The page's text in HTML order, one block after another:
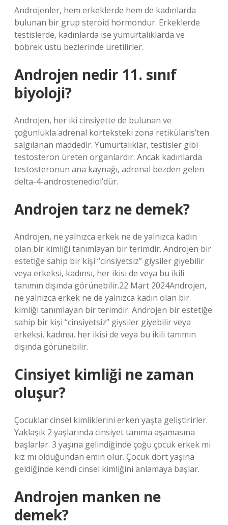
Androjenler, hem erkeklerde hem de kadınlarda
bulunan bir grup steroid hormondur. Erkeklerde
testislerde, kadınlarda ise yumurtalıklarda ve
böbrek üstü bezlerinde üretilirler.
Androjen nedir 11. sınıf
biyoloji?
Androjen, her iki cinsiyette de bulunan ve
çoğunlukla adrenal korteksteki zona retikülaris’ten
salgılanan maddedir. Yumurtalıklar, testisler gibi
testosteron üreten organlardır. Ancak kadınlarda
testosteronun ana kaynağı, adrenal bezden gelen
delta-4-androstenediol’dür.
Androjen tarz ne demek?
Androjen, ne yalnızca erkek ne de yalnızca kadın
olan bir kimliği tanımlayan bir terimdir. Androjen bir
estetiğe sahip bir kişi “cinsiyetsiz” giysiler giyebilir
veya erkeksi, kadınsı, her ikisi de veya bu ikili
tanımın dışında görünebilir.22 Mart 2024Androjen,
ne yalnızca erkek ne de yalnızca kadın olan bir
kimliği tanımlayan bir terimdir. Androjen bir estetiğe
sahip bir kişi “cinsiyetsiz” giysiler giyebilir veya
erkeksi, kadınsı, her ikisi de veya bu ikili tanımın
dışında görünebilir.
Cinsiyet kimliği ne zaman
oluşur?
Çocuklar cinsel kimliklerini erken yaşta geliştirirler.
Yaklaşık 2 yaşlarında cinsiyet tanıma aşamasına
başlarlar. 3 yaşına gelindiğinde çoğu çocuk erkek mi
kız mı olduğundan emin olur. Çocuk dört yaşına
geldiğinde kendi cinsel kimliğini anlamaya başlar.
Androjen manken ne
demek?